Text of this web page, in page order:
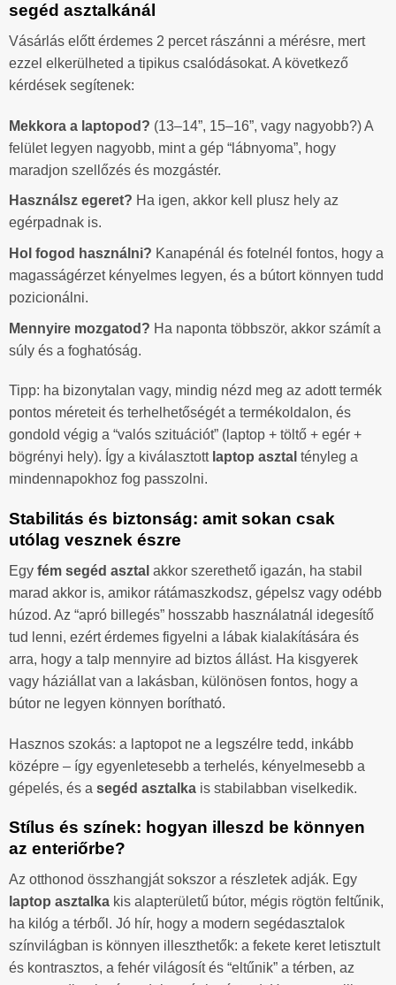
segéd asztalkánál
Vásárlás előtt érdemes 2 percet rászánni a mérésre, mert
ezzel elkerülheted a tipikus csalódásokat. A következő
kérdések segítenek:
Mekkora a laptopod? (13–14”, 15–16”, vagy nagyobb?) A
felület legyen nagyobb, mint a gép “lábnyoma”, hogy
maradjon szellőzés és mozgástér.
Használsz egeret? Ha igen, akkor kell plusz hely az
egérpadnak is.
Hol fogod használni? Kanapénál és fotelnél fontos, hogy a
magasságérzet kényelmes legyen, és a bútort könnyen tudd
pozicionálni.
Mennyire mozgatod? Ha naponta többször, akkor számít a
súly és a foghatóság.
Tipp: ha bizonytalan vagy, mindig nézd meg az adott termék
pontos méreteit és terhelhetőségét a termékoldalon, és
gondold végig a “valós szituációt” (laptop + töltő + egér +
bögrényi hely). Így a kiválasztott laptop asztal tényleg a
mindennapokhoz fog passzolni.
Stabilitás és biztonság: amit sokan csak
utólag vesznek észre
Egy fém segéd asztal akkor szerethető igazán, ha stabil
marad akkor is, amikor rátámaszkodsz, gépelsz vagy odébb
húzod. Az “apró billegés” hosszabb használatnál idegesítő
tud lenni, ezért érdemes figyelni a lábak kialakítására és
arra, hogy a talp mennyire ad biztos állást. Ha kisgyerek
vagy háziállat van a lakásban, különösen fontos, hogy a
bútor ne legyen könnyen borítható.
Hasznos szokás: a laptopot ne a legszélre tedd, inkább
középre – így egyenletesebb a terhelés, kényelmesebb a
gépelés, és a segéd asztalka is stabilabban viselkedik.
Stílus és színek: hogyan illeszd be könnyen
az enteriőrbe?
Az otthonod összhangját sokszor a részletek adják. Egy
laptop asztalka kis alapterületű bútor, mégis rögtön feltűnik,
ha kilóg a térből. Jó hír, hogy a modern segédasztalok
színvilágban is könnyen illeszthetők: a fekete keret letisztult
és kontrasztos, a fehér világosít és “eltűnik” a térben, az